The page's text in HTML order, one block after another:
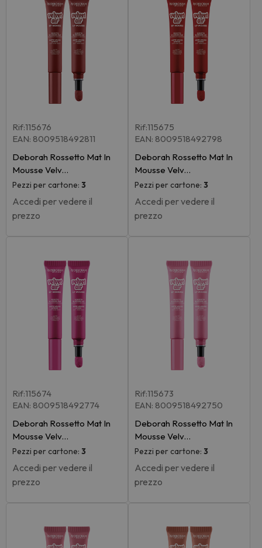
Rif:115676
EAN: 8009518492811
Deborah Rossetto Mat In
Mousse Velv…
Pezzi per cartone: 3
Accedi per vedere il
prezzo
Rif:115675
EAN: 8009518492798
Deborah Rossetto Mat In
Mousse Velv…
Pezzi per cartone: 3
Accedi per vedere il
prezzo
Rif:115674
EAN: 8009518492774
Deborah Rossetto Mat In
Mousse Velv…
Pezzi per cartone: 3
Accedi per vedere il
prezzo
Rif:115673
EAN: 8009518492750
Deborah Rossetto Mat In
Mousse Velv…
Pezzi per cartone: 3
Accedi per vedere il
prezzo